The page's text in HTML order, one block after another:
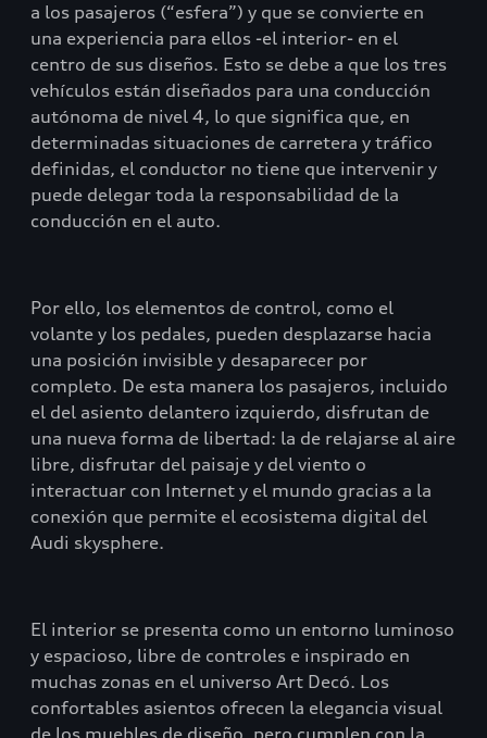
a los pasajeros (“esfera”) y que se convierte en
una experiencia para ellos -el interior- en el
centro de sus diseños. Esto se debe a que los tres
vehículos están diseñados para una conducción
autónoma de nivel 4, lo que significa que, en
determinadas situaciones de carretera y tráfico
definidas, el conductor no tiene que intervenir y
puede delegar toda la responsabilidad de la
conducción en el auto.
Por ello, los elementos de control, como el
volante y los pedales, pueden desplazarse hacia
una posición invisible y desaparecer por
completo. De esta manera los pasajeros, incluido
el del asiento delantero izquierdo, disfrutan de
una nueva forma de libertad: la de relajarse al aire
libre, disfrutar del paisaje y del viento o
interactuar con Internet y el mundo gracias a la
conexión que permite el ecosistema digital del
Audi skysphere.
El interior se presenta como un entorno luminoso
y espacioso, libre de controles e inspirado en
muchas zonas en el universo Art Decó. Los
confortables asientos ofrecen la elegancia visual
de los muebles de diseño, pero cumplen con la